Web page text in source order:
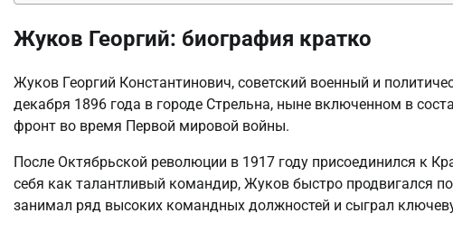
Жуков Георгий: биография кратко
Жуков Георгий Константинович, советский военный и
декабря 1896 года в городе Стрельна, ныне включенном в
фронт во время Первой мировой войны.
После Октябрьской революции в 1917 году присоединился к
себя как талантливый командир, Жуков быстро продвигался
занимал ряд высоких командных должностей и сыграл